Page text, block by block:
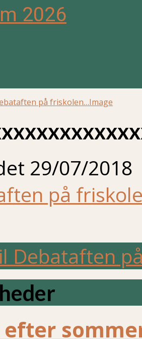
2026
på friskolen…Image
29/07/2018
på
Debataften